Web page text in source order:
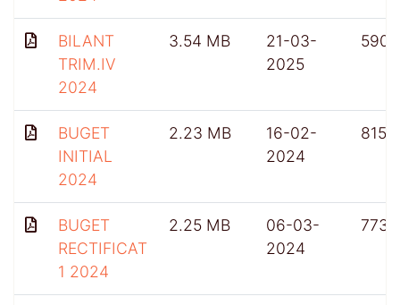
BILANT
TRIM.IV
2024
3.54 MB
21-03-
2025
590
BUGET
INITIAL
2024
2.23 MB
16-02-
2024
815
BUGET
RECTIFICAT
1 2024
2.25 MB
06-03-
2024
773